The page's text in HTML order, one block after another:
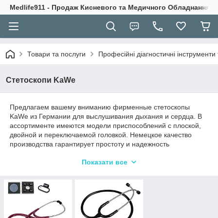
Medlife911 - Продаж Кисневого та Медичного Обладнання
Товари та послуги Професійні діагностичні
Стетоскопи KaWe
Предлагаем вашему вниманию фирменные стетоскопы
KaWe из Германии для выслушивания дыхания и сердца. В
ассортименте имеются модели приспособлений с плоской,
двойной и переключаемой головкой. Немецкое качество
производства гарантирует простоту и надежность
службы. Реализуем медицинские приборы по лучшим ценам
Немецкие стетоскопы с плоской,
двойной, переключаемой головкой
Показати все